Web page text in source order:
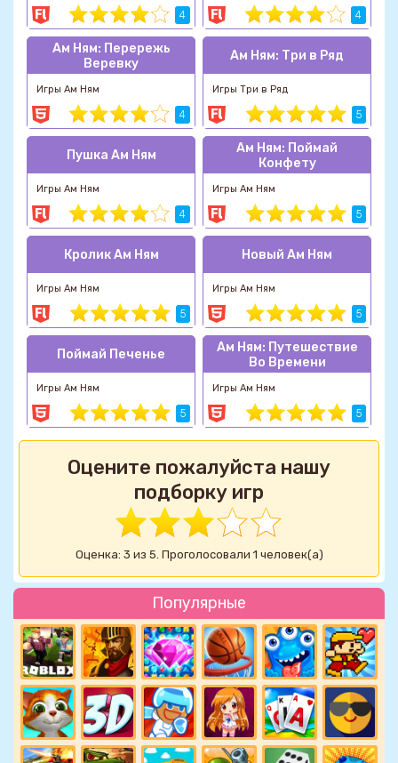
Популярные
4 4
Ам Ням: Перережь
Веревку
Игры Ам Ням
4
Ам Ням: Три в Ряд
Игры Три в Ряд
5
Пушка Ам Ням
Игры Ам Ням
4
Ам Ням: Поймай
Конфету
Игры Ам Ням
5
Кролик Ам Ням
Игры Ам Ням
5
Новый Ам Ням
Игры Ам Ням
5
Поймай Печенье
Игры Ам Ням
5
Ам Ням: Путешествие
Во Времени
Игры Ам Ням
5
Оцените пожалуйста нашу
подборку игр
Оценка: 3 из 5. Проголосовали 1 человек(а)